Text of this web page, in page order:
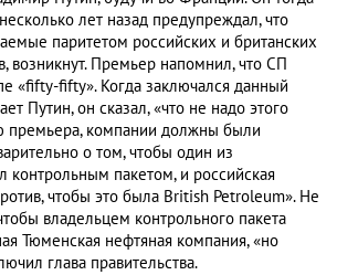
лет назад предупреждал, что
паритетом российских и британских
возникнут. Премьер напомнил, что СП
«fifty-fifty». Когда заключался данный
Путин, он сказал, «что не надо этого
премьера, компании должны были
о том, чтобы один из
контрольным пакетом, и российская
чтобы это была British Petroleum». Не
владельцем контрольного пакета
Тюменская нефтяная компания, «но
глава правительства.